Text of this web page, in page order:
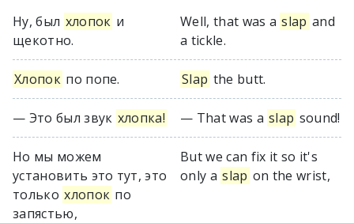
Ну, был хлопок и
щекотно.
Well, that was a slap and
a tickle.
Хлопок по попе. Slap the butt.
— Это был звук хлопка! — That was a slap sound!
Но мы можем
установить это тут, это
только хлопок по
запястью,
But we can fix it so it's
only a slap on the wrist,